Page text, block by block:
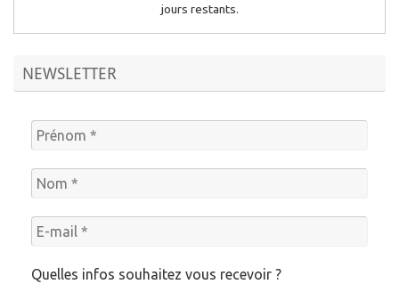
jours restants.
NEWSLETTER
Quelles infos souhaitez vous recevoir ?